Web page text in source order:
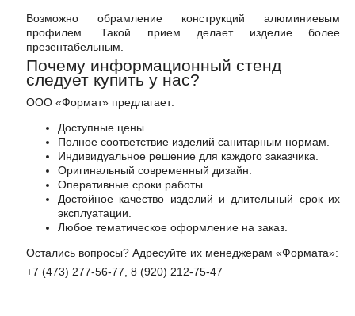
Возможно обрамление конструкций алюминиевым
профилем. Такой прием делает изделие более
презентабельным.
Почему информационный стенд
следует купить у нас?
ООО «Формат» предлагает:
Доступные цены.
Полное соответствие изделий санитарным нормам.
Индивидуальное решение для каждого заказчика.
Оригинальный современный дизайн.
Оперативные сроки работы.
Достойное качество изделий и длительный срок их
эксплуатации.
Любое тематическое оформление на заказ.
Остались вопросы? Адресуйте их менеджерам «Формата»:
+7 (473) 277-56-77, 8 (920) 212-75-47